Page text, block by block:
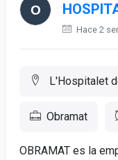
Hace 2
L'Hospitalet
Obramat
OBRAMAT es la